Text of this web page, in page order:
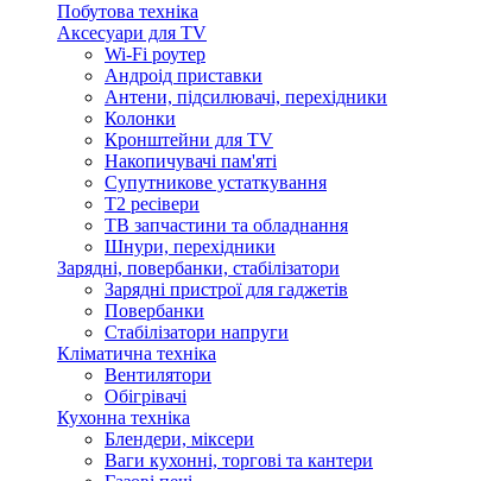
Побутова техніка
Аксесуари для TV
Wi-Fi роутер
Андроід приставки
Антени, підсилювачі, перехідники
Колонки
Кронштейни для TV
Накопичувачі пам'яті
Супутникове устаткування
Т2 ресівери
ТВ запчастини та обладнання
Шнури, перехідники
Зарядні, повербанки, стабілізатори
Зарядні пристрої для гаджетів
Повербанки
Стабілізатори напруги
Кліматична техніка
Вентилятори
Обігрівачі
Кухонна техніка
Блендери, міксери
Ваги кухонні, торгові та кантери